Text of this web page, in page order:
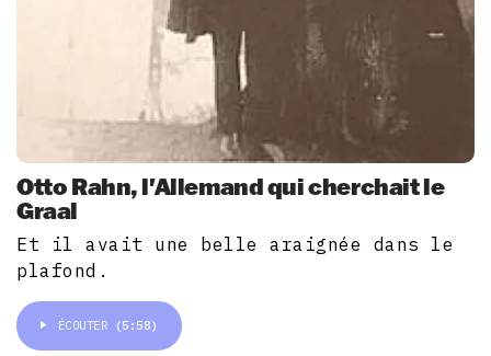
Otto Rahn, l'Allemand qui cherchait le
Graal
Et il avait une belle araignée dans le
plafond.
ÉCOUTER (5:58)